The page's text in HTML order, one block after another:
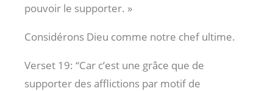
pouvoir le supporter. »
Considérons Dieu comme notre chef ultime.
Verset 19: “Car c’est une grâce que de
supporter des afflictions par motif de